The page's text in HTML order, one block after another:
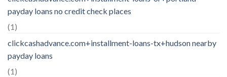
payday loans no credit check places
(1)
clickcashadvance.com+installment-loans-tx+hudson nearby
payday loans
(1)